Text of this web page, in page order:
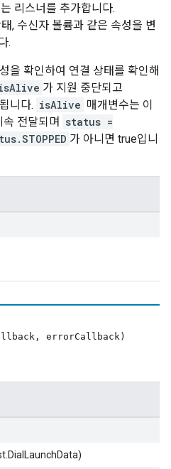
리스너를 추가합니다.
, 수신자 볼륨과 같은 속성을 변
.
을 확인하여 연결 상태를 확인해
가 지원 중단되고
니다. isAlive 매개변수는 이
전달되며
status =
가 아니면 true입니
errorCallback)